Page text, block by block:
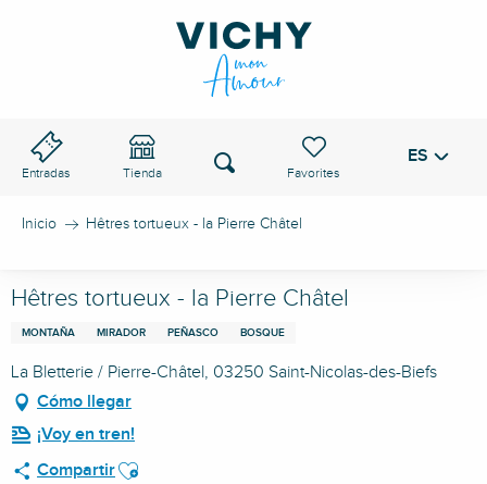
Entradas Tienda
Voir les favoris
Buscar ES
Inicio Hêtres tortueux - la Pierre Châtel
Hêtres tortueux - la Pierre Châtel
MONTAÑA MIRADOR PEÑASCO BOSQUE
La Bletterie / Pierre-Châtel, 03250 Saint-Nicolas-des-Biefs
Cómo llegar
¡Voy en tren!
CompartirAjouter aux favoris